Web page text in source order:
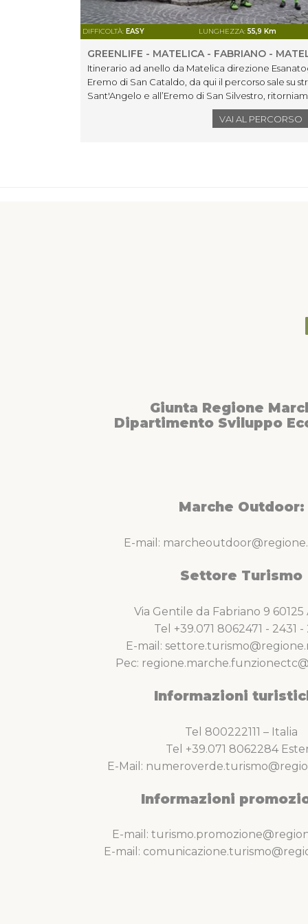
DIFFICOLTÀ: EASY LUNGHEZZA:55,9 Km
GREENLIFE - MATELICA - FABRIANO -
Itinerario ad anello da Matelica direzione
Eremo di San Cataldo, da qui il percorso sale su
Sant'Angelo e all’Eremo di San Silvestro,
a Valleremita che con un facile single track ci fa
Giano che percorriamo sul “sentiero della carta”
VAI AL PERCORSO
Giunta Regione
Dipartimento Sviluppo
Marche Outdoor:
E-mail:
Settore Turismo
Via Gentile da Fabriano 9
Tel +39.071 8062471 - 2431 -
E-mail:
Pec:
Informazioni
Tel 800222111 – Italia
Tel +39.071 8062284
E-Mail:
Informazioni
E-mail:
E-mail: